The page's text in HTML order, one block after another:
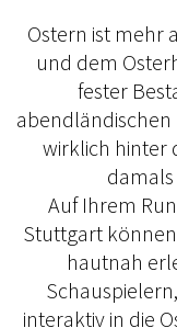
Ostern ist mehr
und dem
fester
abendländischen
wirklich hinter
Auf Ihrem
Stuttgart
hautnah
interaktiv in die